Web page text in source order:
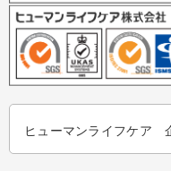
ヒューマンライフケア